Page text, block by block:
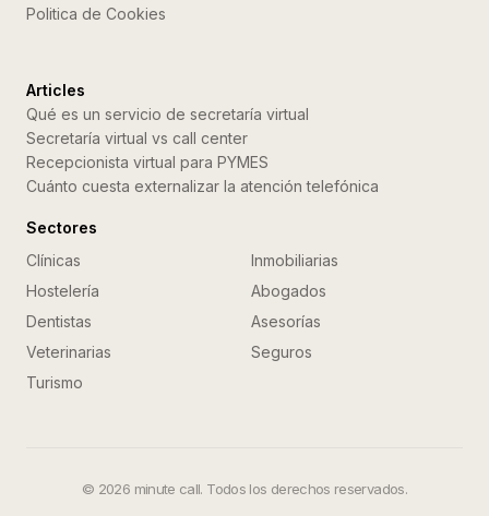
Politica de Cookies
Articles
Qué es un servicio de secretaría virtual
Secretaría virtual vs call center
Recepcionista virtual para PYMES
Cuánto cuesta externalizar la atención telefónica
Sectores
Clínicas
Inmobiliarias
Hostelería
Abogados
Dentistas
Asesorías
Veterinarias
Seguros
Turismo
© 2026 minute call. Todos los derechos reservados.